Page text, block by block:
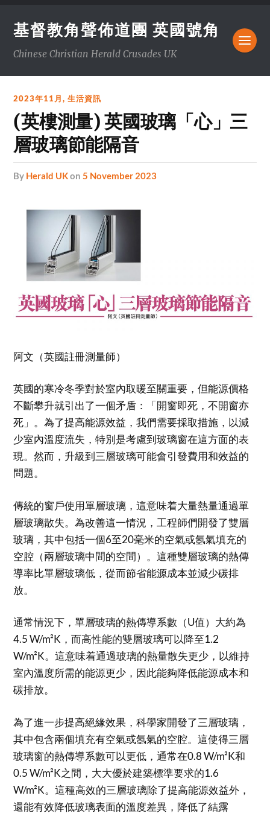
基督教角聲佈道團 英國號角
Chinese Christian Herald Crusades UK
2023年11月,生活資訊
(英樓測量) 英國玻璃「心」三
層玻璃節能隔音
by Herald UKon5 November 2023
阿文（英國註冊測量師）
英國的寒冷冬季對於室內取暖至關重要，但能源價格
不斷攀升就引出了一個矛盾：「開窗即死，不開窗亦
死」。為了提高能源效益，我們需要採取措施，以減
少室內溫度流失，特別是考慮到玻璃窗在這方面的表
現。然而，升級到三層玻璃可能會引發費用和效益的
問題。
傳統的窗戶使用單層玻璃，這意味着大量熱量通過單
層玻璃散失。為改善這一情況，工程師們開發了雙層
玻璃，其中包括一個6至20毫米的空氣或氬氣填充的
空腔（兩層玻璃中間的空間）。這種雙層玻璃的熱傳
導率比單層玻璃低，從而節省能源成本並減少碳排
放。
通常情況下，單層玻璃的熱傳導系數（U值）大約為
4.5 W/m²K，而高性能的雙層玻璃可以降至1.2
W/m²K。這意味着通過玻璃的熱量散失更少，以維持
室內溫度所需的能源更少，因此能夠降低能源成本和
碳排放。
為了進一步提高絕緣效果，科學家開發了三層玻璃，
其中包含兩個填充有空氣或氬氣的空腔。這使得三層
玻璃窗的熱傳導系數可以更低，通常在0.8 W/m²K和
0.5 W/m²K之間，大大優於建築標準要求的1.6
W/m²K。這種高效的三層玻璃除了提高能源效益外，
還能有效降低玻璃表面的溫度差異，降低了結露